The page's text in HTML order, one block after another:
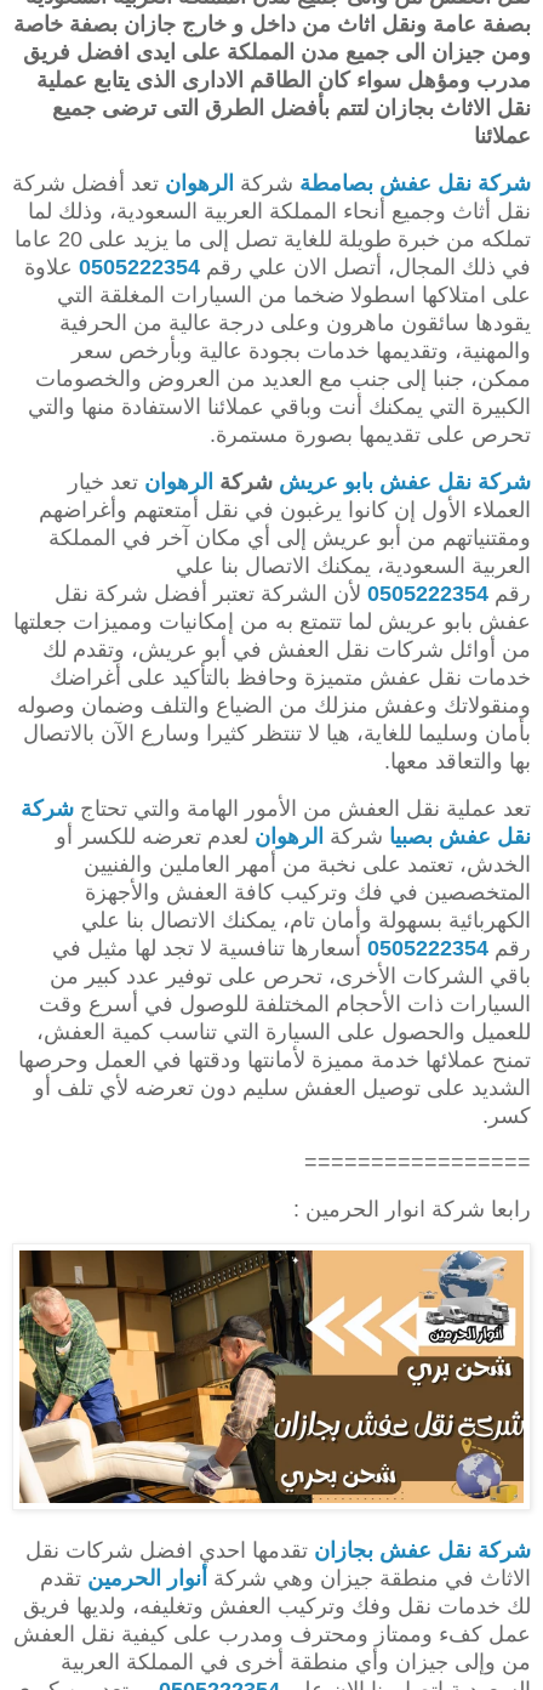
بصفة عامة ونقل اثاث من داخل و خارج جازان بصفة خاصة
ومن جيزان الى جميع مدن المملكة على ايدى افضل فريق
مدرب ومؤهل سواء كان الطاقم الادارى الذى يتابع عملية
نقل الاثاث بجازان لتتم بأفضل الطرق التى ترضى جميع
عملائنا
شركة نقل عفش بصامطة شركة الرهوان تعد أفضل شركة
نقل أثاث وجميع أنحاء المملكة العربية السعودية، وذلك لما
تملكه من خبرة طويلة للغاية تصل إلى ما يزيد على 20 عاما
في ذلك المجال، أتصل الان علي رقم 0505222354 علاوة
على امتلاكها اسطولا ضخما من السيارات المغلقة التي
يقودها سائقون ماهرون وعلى درجة عالية من الحرفية
والمهنية، وتقديمها خدمات بجودة عالية وبأرخص سعر
ممكن، جنبا إلى جنب مع العديد من العروض والخصومات
الكبيرة التي يمكنك أنت وباقي عملائنا الاستفادة منها والتي
تحرص على تقديمها بصورة مستمرة.
شركة نقل عفش بابو عريش شركة الرهوان تعد خيار
العملاء الأول إن كانوا يرغبون في نقل أمتعتهم وأغراضهم
ومقتنياتهم من أبو عريش إلى أي مكان آخر في المملكة
العربية السعودية، يمكنك الاتصال بنا علي
رقم 0505222354 لأن الشركة تعتبر أفضل شركة نقل
عفش بابو عريش لما تتمتع به من إمكانيات ومميزات جعلتها
من أوائل شركات نقل العفش في أبو عريش، وتقدم لك
خدمات نقل عفش متميزة وحافظ بالتأكيد على أغراضك
ومنقولاتك وعفش منزلك من الضياع والتلف وضمان وصوله
بأمان وسليما للغاية، هيا لا تنتظر كثيرا وسارع الآن بالاتصال
بها والتعاقد معها.
تعد عملية نقل العفش من الأمور الهامة والتي تحتاج شركة
نقل عفش بصبيا شركة الرهوان لعدم تعرضه للكسر أو
الخدش، تعتمد على نخبة من أمهر العاملين والفنيين
المتخصصين في فك وتركيب كافة العفش والأجهزة
الكهربائية بسهولة وأمان تام، يمكنك الاتصال بنا علي
رقم 0505222354 أسعارها تنافسية لا تجد لها مثيل في
باقي الشركات الأخرى، تحرص على توفير عدد كبير من
السيارات ذات الأحجام المختلفة للوصول في أسرع وقت
للعميل والحصول على السيارة التي تناسب كمية العفش،
تمنح عملائها خدمة مميزة لأمانتها ودقتها في العمل وحرصها
الشديد على توصيل العفش سليم دون تعرضه لأي تلف أو
كسر.
=================
رابعا شركة انوار الحرمين :
شركة نقل عفش بجازان تقدمها احدي افضل شركات نقل
الاثاث في منطقة جيزان وهي شركة أنوار الحرمين تقدم
لك خدمات نقل وفك وتركيب العفش وتغليفه، ولديها فريق
عمل كفء وممتاز ومحترف ومدرب على كيفية نقل العفش
من وإلى جيزان وأي منطقة أخرى في المملكة العربية